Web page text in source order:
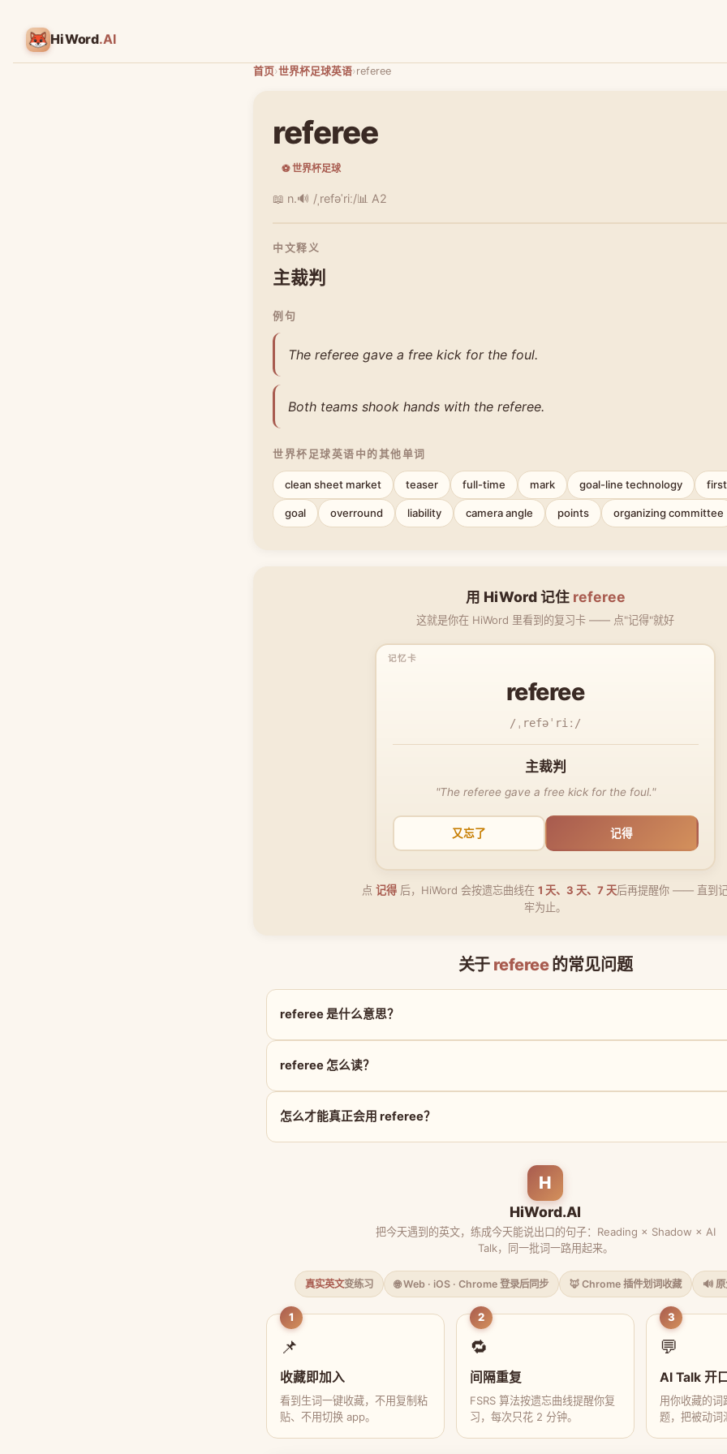
HiWord.AI
首页›世界杯足球英语›referee
referee
⚽ 世界杯足球
📖 n.🔊 /ˌrefəˈriː/📊 A2
中文释义
主裁判
例句
The referee gave a free kick for the foul.
Both teams shook hands with the referee.
世界杯足球英语中的其他单词
clean sheet market teaser full-time mark goal-line technology
goal overround liability camera angle points organizing committee
用 HiWord 记住 referee
这就是你在 HiWord 里看到的复习卡 —— 点"记得"就好
referee
/ˌrefəˈriː/
主裁判
"The referee gave a free kick for the foul."
又忘了 记得
点 记得 后，HiWord 会按遗忘曲线在 1 天、3 天、7 天后再提醒你 —— 直到
牢为止。
关于 referee的常见问题
referee 是什么意思？
referee 怎么读？
怎么才能真正会用 referee？
H
HiWord.AI
把今天遇到的英文，练成今天能说出口的句子：Reading × Shadow × AI
Talk，同一批词一路用起来。
真实英文变练习 🌐 Web · iOS · Chrome 登录后同步 🦊 Chrome 插件划词收藏 🔊
1
📌
收藏即加入
看到生词一键收藏，不用复制粘
贴、不用切换 app。
2
🔁
间隔重复
FSRS 算法按遗忘曲线提醒你复
习，每次只花 2 分钟。
3
💬
AI Talk 开
用你收藏的词
题，把被动词